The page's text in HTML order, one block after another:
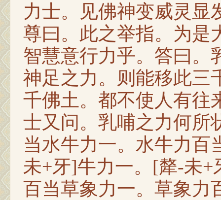
力士。见佛神变威灵显
尊曰。此之举指。为是
智慧意行力乎。答曰。
神足之力。则能移此三
千佛土。都不使人有往
士又问。乳哺之力何所
当水牛力一。水牛力百
未+牙]牛力一。[犛-未
百当草象力一。草象力